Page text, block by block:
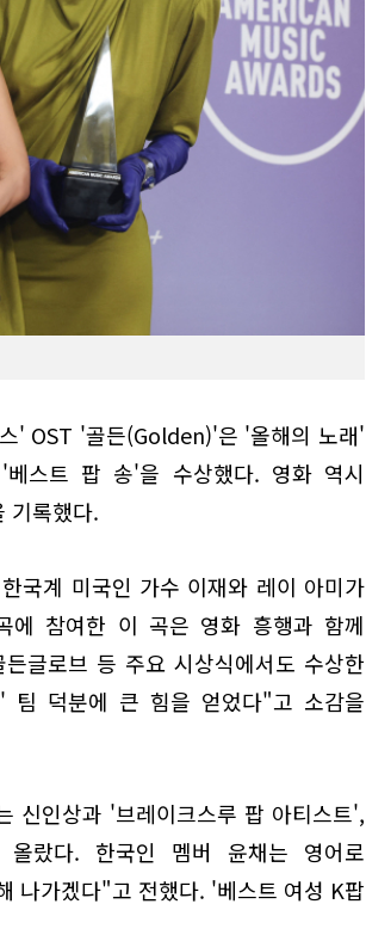
' OST '골든(Golden)'은 '올해의 노래'
스트 팝 송'을 수상했다. 영화 역시
기록했다.
국계 미국인 가수 이재와 레이 아미가
에 참여한 이 곡은 영화 흥행과 함께
글로브 등 주요 시상식에서도 수상한
덕분에 큰 힘을 얻었다"고 소감을
신인상과 '브레이크스루 팝 아티스트',
랐다. 한국인 멤버 윤채는 영어로
나가겠다"고 전했다. '베스트 여성 K팝